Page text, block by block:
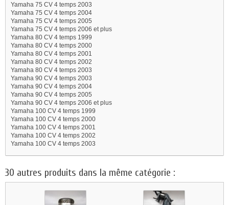
Yamaha 75 CV 4 temps 2003
Yamaha 75 CV 4 temps 2004
Yamaha 75 CV 4 temps 2005
Yamaha 75 CV 4 temps 2006 et plus
Yamaha 80 CV 4 temps 1999
Yamaha 80 CV 4 temps 2000
Yamaha 80 CV 4 temps 2001
Yamaha 80 CV 4 temps 2002
Yamaha 80 CV 4 temps 2003
Yamaha 90 CV 4 temps 2003
Yamaha 90 CV 4 temps 2004
Yamaha 90 CV 4 temps 2005
Yamaha 90 CV 4 temps 2006 et plus
Yamaha 100 CV 4 temps 1999
Yamaha 100 CV 4 temps 2000
Yamaha 100 CV 4 temps 2001
Yamaha 100 CV 4 temps 2002
Yamaha 100 CV 4 temps 2003
30 autres produits dans la même catégorie :